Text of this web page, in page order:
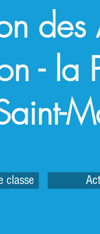
- la
classe